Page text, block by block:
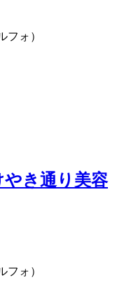
ォ）
ォ）